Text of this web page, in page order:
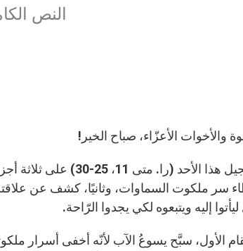
النص
والأخوات الأعزّاء، صباح الخير!
يقوم إنجيل هذا الأحد
سر ملكوت السماوات، وثانيًا، كشف عن
ليأتوا إليه ويتبعوه لكي يجدوا الرّاحة.